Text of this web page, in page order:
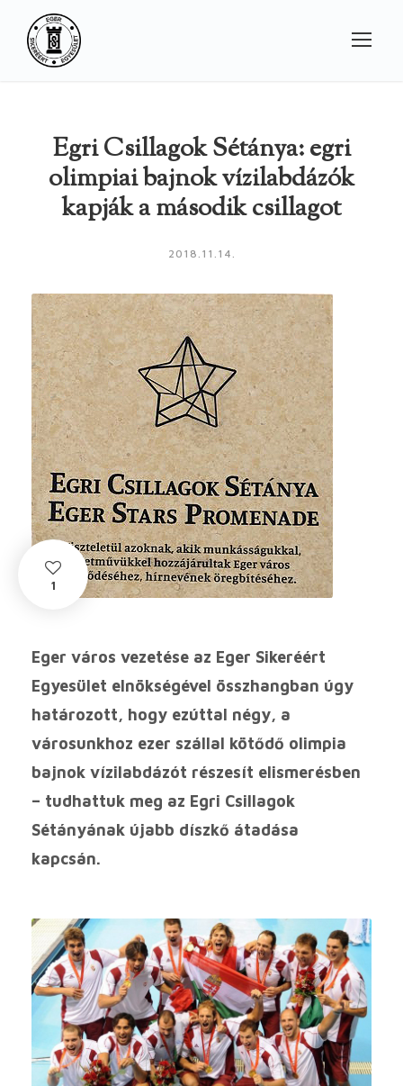
Egri Csillagok Sétánya: egri
olimpiai bajnok vízilabdázók
kapják a második csillagot
2018.11.14.
1
Eger város vezetése az Eger Sikeréért
Egyesület elnökségével összhangban úgy
határozott, hogy ezúttal négy, a
városunkhoz ezer szállal kötődő olimpia
bajnok vízilabdázót részesít elismerésben
– tudhattuk meg az Egri Csillagok
Sétányának újabb díszkő átadása
kapcsán.